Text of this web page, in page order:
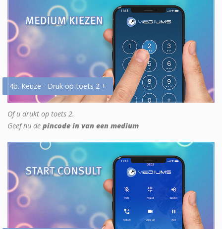
4b. Keuze - Druk op toets 2 +
Of u drukt op toets 2.
Geef nu de pincode in van een medium